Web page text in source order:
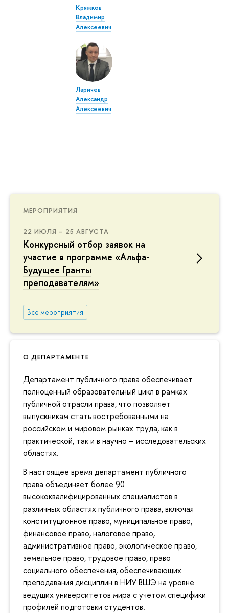
МЕРОПРИЯТИЯ
22 ИЮЛЯ – 25 АВГУСТА
Конкурсный отбор заявок на
участие в программе «Альфа-
Будущее Гранты
преподавателям»
Все мероприятия
О ДЕПАРТАМЕНТЕ
Департамент публичного права обеспечивает
полноценный образовательный цикл в рамках
публичной отрасли права, что позволяет
выпускникам стать востребованными на
российском и мировом рынках труда, как в
практической, так и в научно – исследовательских
областях.
В настоящее время департамент публичного
права объединяет более 90
высококвалифицированных специалистов в
различных областях публичного права, включая
конституционное право, муниципальное право,
финансовое право, налоговое право,
административное право, экологическое право,
земельное право, трудовое право, право
социального обеспечения, обеспечивающих
преподавания дисциплин в НИУ ВШЭ на уровне
ведущих университетов мира с учетом специфики
профилей подготовки студентов.
Кряжков
Владимир
Алексеевич
Ларичев
Александр
Алексеевич